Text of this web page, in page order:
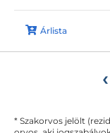
Árlista
‹
* Szakorvos jelölt